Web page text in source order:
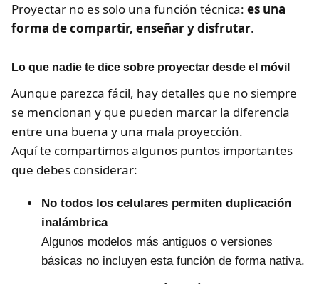
Proyectar no es solo una función técnica: es una
forma de compartir, enseñar y disfrutar.
Lo que nadie te dice sobre proyectar desde el móvil
Aunque parezca fácil, hay detalles que no siempre
se mencionan y que pueden marcar la diferencia
entre una buena y una mala proyección.
Aquí te compartimos algunos puntos importantes
que debes considerar:
No todos los celulares permiten duplicación
inalámbrica
Algunos modelos más antiguos o versiones
básicas no incluyen esta función de forma nativa.